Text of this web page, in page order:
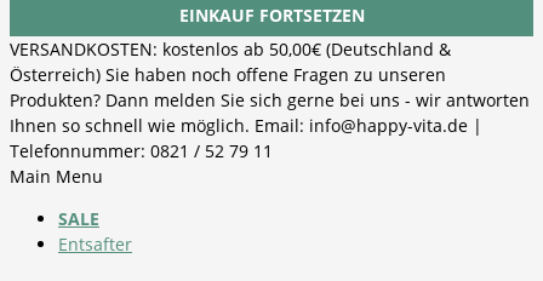
EINKAUF FORTSETZEN
VERSANDKOSTEN: kostenlos ab 50,00€ (Deutschland &
Österreich) Sie haben noch offene Fragen zu unseren
Produkten? Dann melden Sie sich gerne bei uns - wir antworten
Ihnen so schnell wie möglich. Email: info@happy-vita.de |
Telefonnummer: 0821 / 52 79 11
Main Menu
SALE
Entsafter